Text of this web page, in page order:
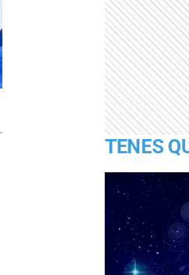
TENES